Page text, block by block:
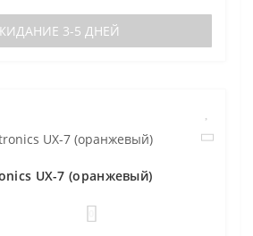
3-5 ДНЕЙ
UX-7 (оранжевый)